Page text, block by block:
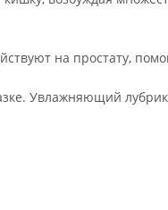
на простату,
Увлажняющий